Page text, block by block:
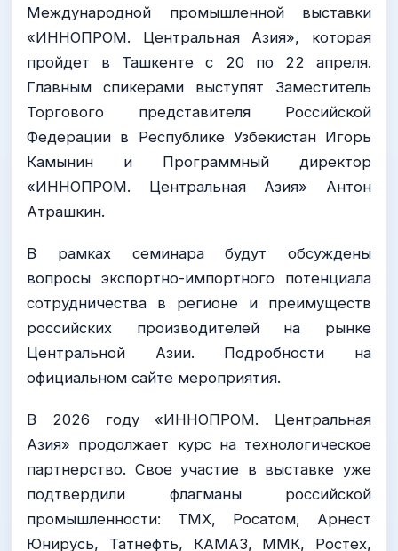
Международной промышленной выставки
«ИННОПРОМ. Центральная Азия», которая
пройдет в Ташкенте с 20 по 22 апреля.
Главным спикерами выступят Заместитель
Торгового представителя Российской
Федерации в Республике Узбекистан Игорь
Камынин и Программный директор
«ИННОПРОМ. Центральная Азия» Антон
Атрашкин.
В рамках семинара будут обсуждены
вопросы экспортно-импортного потенциала
сотрудничества в регионе и преимуществ
российских производителей на рынке
Центральной Азии. Подробности на
официальном сайте мероприятия.
В 2026 году «ИННОПРОМ. Центральная
Азия» продолжает курс на технологическое
партнерство. Свое участие в выставке уже
подтвердили флагманы российской
промышленности: ТМХ, Росатом, Арнест
Юнирусь, Татнефть, КАМАЗ, ММК, Ростех,